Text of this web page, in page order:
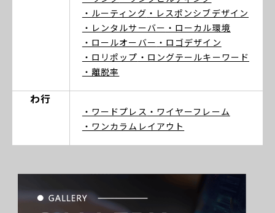
・ルーティング ・レスポンシブデザイン
・レンタルサーバー ・ローカル環境
・ロールオーバー ・ロゴデザイン
・ロリポップ ・ロングテールキーワード
・離脱率
わ行
・ワードプレス ・ワイヤーフレーム
・ワンカラムレイアウト